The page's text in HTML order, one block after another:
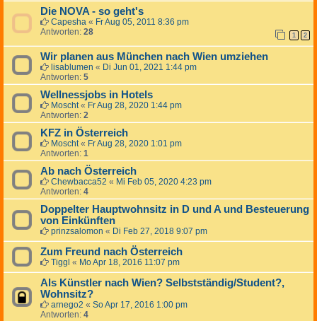
Die NOVA - so geht's
Capesha « Fr Aug 05, 2011 8:36 pm
Antworten: 28 1 2
Wir planen aus München nach Wien umziehen
lisablumen « Di Jun 01, 2021 1:44 pm
Antworten: 5
Wellnessjobs in Hotels
Moscht« Fr Aug 28, 2020 1:44 pm
Antworten: 2
KFZ in Österreich
Moscht« Fr Aug 28, 2020 1:01 pm
Antworten: 1
Ab nach Österreich
Chewbacca52 « Mi Feb 05, 2020 4:23 pm
Antworten: 4
Doppelter Hauptwohnsitz in D und A und Besteuerung
von Einkünften
prinzsalomon « Di Feb 27, 2018 9:07 pm
Zum Freund nach Österreich
Tiggl « Mo Apr 18, 2016 11:07 pm
Als Künstler nach Wien? Selbstständig/Student?,
Wohnsitz?
arnego2 « So Apr 17, 2016 1:00 pm
Antworten: 4